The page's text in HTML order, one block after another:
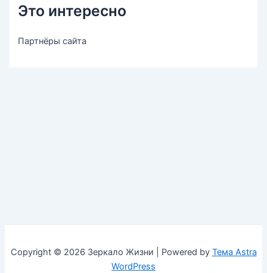
Это интересно
Партнёры сайта
Copyright © 2026 Зеркало Жизни | Powered by Тема Astra
WordPress